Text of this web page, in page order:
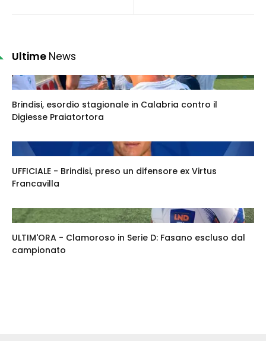
Ultime News
Brindisi, esordio stagionale in Calabria contro il
Digiesse Praiatortora
UFFICIALE - Brindisi, preso un difensore ex Virtus
Francavilla
ULTIM'ORA - Clamoroso in Serie D: Fasano escluso dal
campionato